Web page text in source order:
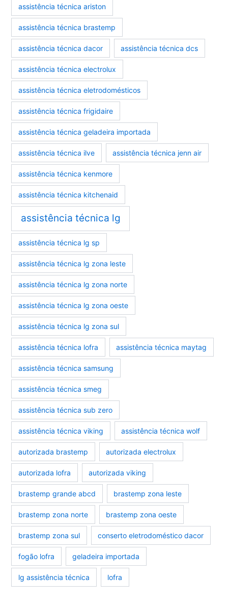
assistência técnica ariston
assistência técnica brastemp
assistência técnica dacor assistência técnica dcs
assistência técnica electrolux
assistência técnica eletrodomésticos
assistência técnica frigidaire
assistência técnica geladeira importada
assistência técnica ilve assistência técnica jenn air
assistência técnica kenmore
assistência técnica kitchenaid
assistência técnica lg
assistência técnica lg sp
assistência técnica lg zona leste
assistência técnica lg zona norte
assistência técnica lg zona oeste
assistência técnica lg zona sul
assistência técnica lofra assistência técnica maytag
assistência técnica samsung
assistência técnica smeg
assistência técnica sub zero
assistência técnica viking assistência técnica wolf
autorizada brastemp autorizada electrolux
autorizada lofra autorizada viking
brastemp grande abcd brastemp zona leste
brastemp zona norte brastemp zona oeste
brastemp zona sul conserto eletrodoméstico dacor
fogão lofra geladeira importada
lg assistência técnica lofra